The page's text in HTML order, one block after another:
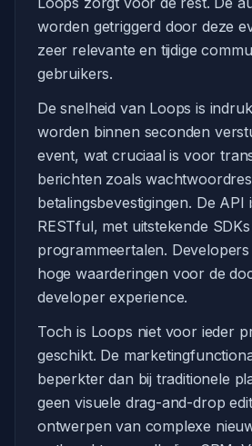
worden getriggerd door deze
zeer relevante en tijdige
gebruikers.
De snelheid van Loops is
worden binnen seconden
event, wat cruciaal is voor
berichten zoals
betalingsbevestigingen. De API
RESTful, met uitstekende
programmeertalen.
hoge waarderingen voor de
developer experience.
Toch is Loops niet voor ieder
geschikt. De
beperkter dan bij traditionele
geen visuele drag-and-drop
ontwerpen van complexe